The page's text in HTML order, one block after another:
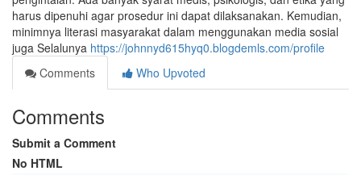
harus dipenuhi agar prosedur ini dapat dilaksanakan. Kemudian,
minimnya literasi masyarakat dalam menggunakan media sosial
juga Selalunya https://johnnyd615hyq0.blogdemls.com/profile
Comments
Who Upvoted
Comments
Submit a Comment
No HTML